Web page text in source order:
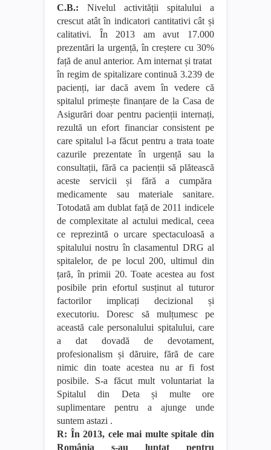
C.B.: Nivelul activității spitalului a
crescut atât în indicatori cantitativi cât și
calitativi. În 2013 am avut 17.000
prezentări la urgență, în creștere cu 30%
față de anul anterior. Am internat și tratat
în regim de spitalizare continuă 3.239 de
pacienți, iar dacă avem în vedere că
spitalul primește finanțare de la Casa de
Asigurări doar pentru pacienții internați,
rezultă un efort financiar consistent pe
care spitalul l-a făcut pentru a trata toate
cazurile prezentate în urgență sau la
consultații, fără ca pacienții să plătească
aceste servicii și fără a cumpăra
medicamente sau materiale sanitare.
Totodată am dublat față de 2011 indicele
de complexitate al actului medical, ceea
ce reprezintă o urcare spectaculoasă a
spitalului nostru în clasamentul DRG al
spitalelor, de pe locul 200, ultimul din
țară, în primii 20. Toate acestea au fost
posibile prin efortul susținut al tuturor
factorilor implicați decizional și
executoriu. Doresc să mulțumesc pe
această cale personalului spitalului, care
a dat dovadă de devotament,
profesionalism și dăruire, fără de care
nimic din toate acestea nu ar fi fost
posibile. S-a făcut mult voluntariat la
Spitalul din Deta și multe ore
suplimentare pentru a ajunge unde
suntem astazi .
R: În 2013, cele mai multe spitale din
România s-au luptat pentru